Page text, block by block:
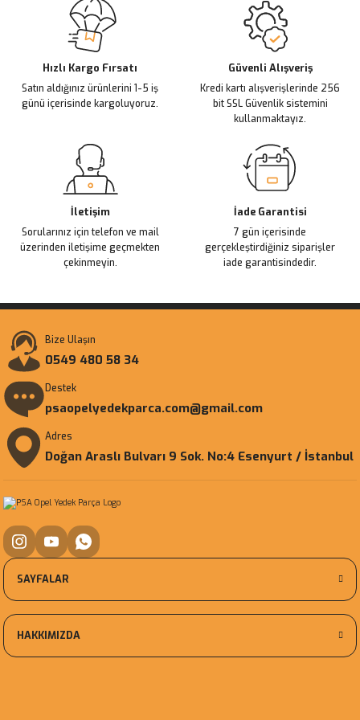
Ürün açıklamasında eksik bilgiler bulunuyor.
Ürün bilgilerinde hatalar bulunuyor.
Ürün fiyatı diğer sitelerden daha pahalı.
Bu ürüne benzer farklı alternatifler olmalı.
Hızlı Kargo Fırsatı
Satın aldığınız ürünlerini 1-5 iş
günü içerisinde kargoluyoruz.
Güvenli Alışveriş
Kredi kartı alışverişlerinde 256
bit SSL Güvenlik sistemini
kullanmaktayız.
İletişim
Sorularınız için telefon ve mail
üzerinden iletişime geçmekten
çekinmeyin.
İade Garantisi
7 gün içerisinde
gerçekleştirdiğiniz siparişler
iade garantisindedir.
Bize Ulaşın
0549 480 58 34
Destek
psaopelyedekparca.com@gmail.com
Adres
Doğan Araslı Bulvarı 9 Sok. No:4 Esenyurt / İstanbul
SAYFALAR
HAKKIMIZDA